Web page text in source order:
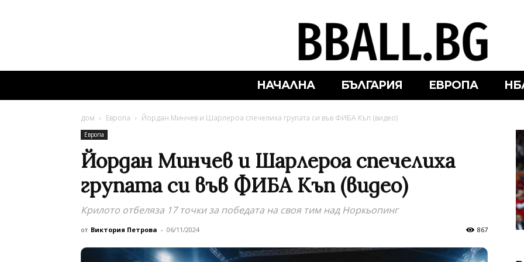
НАЧАЛНА БЪЛГАРИЯ ЕВРОПА
дом Европа Йордан Минчев и Шарлероа спечелиха групата си във ФИБА Къп (видео)
Европа
Йордан Минчев и Шарлероа спечелиха
групата си във ФИБА Къп (видео)
Крилото отбеляза 17 точки за победата на своя тим над Норкьопинг
от Виктория Петрова - 06/11/2024 867